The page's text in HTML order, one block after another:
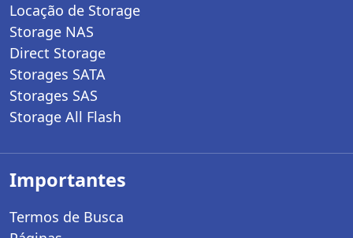
Locação de Storage
Storage NAS
Direct Storage
Storages SATA
Storages SAS
Storage All Flash
Importantes
Termos de Busca